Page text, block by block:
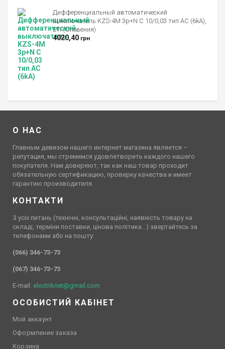
Дифференциальный автоматический
выключатель KZS-4M 3p+N C 10/0,03 тип AC (6kA),
ETI (Словения)
4020,40 грн
О НАС
Главным девизом нашего интернет магазина является –
репутация, мы стремимся удовлетворить каждого нашего
покупателя. Нам доверяют, так как наш товар проходит
обязательную сертификацию, проверку качества и имеет
гарантию производителя.
КОНТАКТИ
З усіх питань (технічні, консультаційні, наявність товару на
складі, терміни поставки, цінова політика…) звертайтесь за
телефонами або на пошту:
(066) 346-73-73
(067) 346-73-73
E-mail: electriknet@gmail.com
ОСОБИСТИЙ КАБІНЕТ
Мой аккаунт
Оформление заказа
Корзина